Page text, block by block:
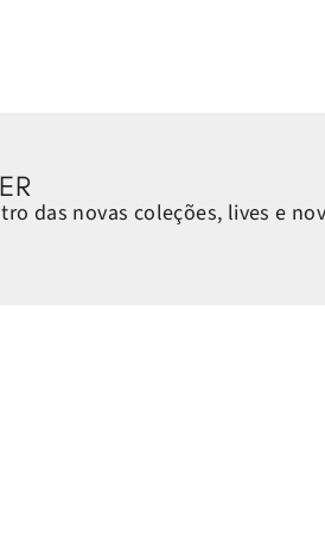
das novas coleções, lives e